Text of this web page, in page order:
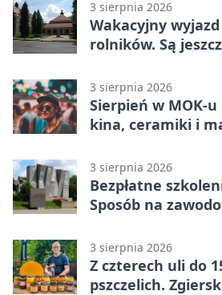
3 sierpnia 2026
Wakacyjny
rolników. Są
3 sierpnia 2026
Sierpień w MOK-
kina, ceramiki i
3 sierpnia 2026
Bezpłatne
Sposób na
3 sierpnia 2026
Z czterech uli do
pszczelich.